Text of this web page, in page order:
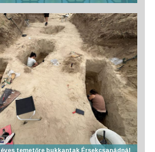
temetőre bukkantak Érsekcsanádnál